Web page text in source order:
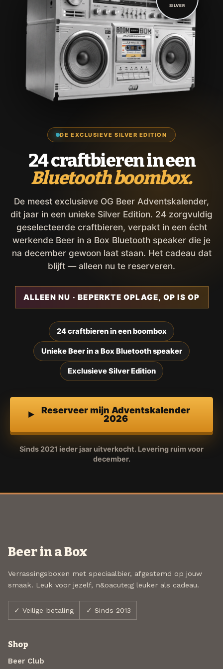
DE EXCLUSIEVE SILVER EDITION
24 craftbieren in een
Bluetooth boombox.
De meest exclusieve OG Beer Adventskalender,
dit jaar in een unieke Silver Edition. 24 zorgvuldig
geselecteerde craftbieren, verpakt in een écht
werkende Beer in a Box Bluetooth speaker die je
na december gewoon laat staan. Het cadeau dat
blijft — alleen nu te reserveren.
ALLEEN NU · BEPERKTE OPLAGE, OP IS OP
24 craftbieren in een boombox
Unieke Beer in a Box Bluetooth speaker
Exclusieve Silver Edition
Reserveer mijn Adventskalender
2026
Sinds 2021 ieder jaar uitverkocht. Levering ruim voor
december.
SILVER
Beer in a Box
Verrassingsboxen met speciaalbier, afgestemd op jouw
smaak. Leuk voor jezelf, n&oacute;g leuker als cadeau.
✓ Veilige betaling ✓ Sinds 2013
Shop
Beer Club